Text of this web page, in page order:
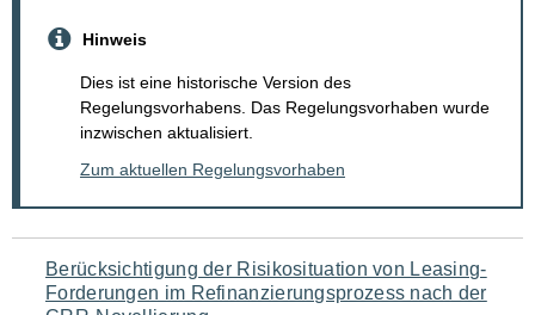
Hinweis
Dies ist eine historische Version des
Regelungsvorhabens. Das Regelungsvorhaben wurde
inzwischen aktualisiert.
Zum aktuellen Regelungsvorhaben
Navigation
Berücksichtigung der Risikosituation von Leasing-
Forderungen im Refinanzierungsprozess nach der